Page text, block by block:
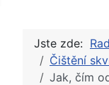
Jste zde:
Čištění
Jak, čím